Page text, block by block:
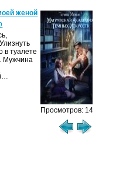
женой
в туалете
Мужчина
Просмотров: 1461